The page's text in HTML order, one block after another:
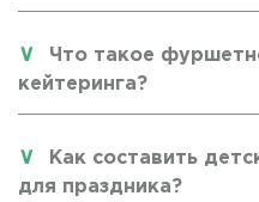
Что такое
кейтеринга?
Как составить
для праздника?